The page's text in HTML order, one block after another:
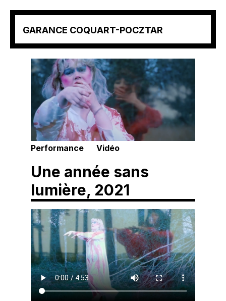
Aller
(Pressez
Entrée)
GARANCE COQUART-POCZTAR
Performance Vidéo
Une année sans
lumière, 2021